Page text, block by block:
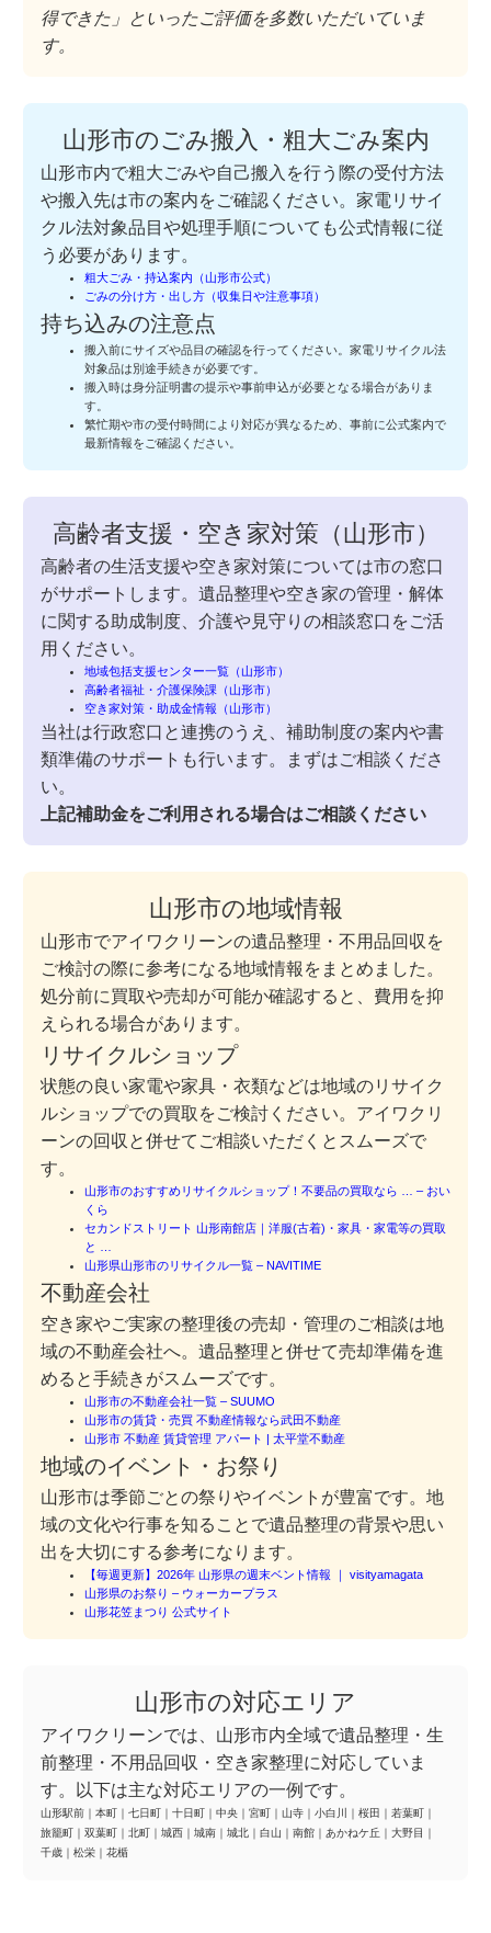
得できた」といったご評価を多数いただいていま
す。
山形市のごみ搬入・粗大ごみ案内
山形市内で粗大ごみや自己搬入を行う際の受付方法
や搬入先は市の案内をご確認ください。家電リサイ
クル法対象品目や処理手順についても公式情報に従
う必要があります。
粗大ごみ・持込案内（山形市公式）
ごみの分け方・出し方（収集日や注意事項）
持ち込みの注意点
搬入前にサイズや品目の確認を行ってください。家電リサイクル法
対象品は別途手続きが必要です。
搬入時は身分証明書の提示や事前申込が必要となる場合がありま
す。
繁忙期や市の受付時間により対応が異なるため、事前に公式案内で
最新情報をご確認ください。
高齢者支援・空き家対策（山形市）
高齢者の生活支援や空き家対策については市の窓口
がサポートします。遺品整理や空き家の管理・解体
に関する助成制度、介護や見守りの相談窓口をご活
用ください。
地域包括支援センター一覧（山形市）
高齢者福祉・介護保険課（山形市）
空き家対策・助成金情報（山形市）
当社は行政窓口と連携のうえ、補助制度の案内や書
類準備のサポートも行います。まずはご相談くださ
い。
上記補助金をご利用される場合はご相談ください
山形市の地域情報
山形市でアイワクリーンの遺品整理・不用品回収を
ご検討の際に参考になる地域情報をまとめました。
処分前に買取や売却が可能か確認すると、費用を抑
えられる場合があります。
リサイクルショップ
状態の良い家電や家具・衣類などは地域のリサイク
ルショップでの買取をご検討ください。アイワクリ
ーンの回収と併せてご相談いただくとスムーズで
す。
山形市のおすすめリサイクルショップ！不要品の買取なら … – おい
くら
セカンドストリート 山形南館店｜洋服(古着)・家具・家電等の買取
と …
山形県山形市のリサイクル一覧 – NAVITIME
不動産会社
空き家やご実家の整理後の売却・管理のご相談は地
域の不動産会社へ。遺品整理と併せて売却準備を進
めると手続きがスムーズです。
山形市の不動産会社一覧 – SUUMO
山形市の賃貸・売買 不動産情報なら武田不動産
山形市 不動産 賃貸管理 アパート | 太平堂不動産
地域のイベント・お祭り
山形市は季節ごとの祭りやイベントが豊富です。地
域の文化や行事を知ることで遺品整理の背景や思い
出を大切にする参考になります。
【毎週更新】2026年 山形県の週末ベント情報 ｜ visityamagata
山形県のお祭り – ウォーカープラス
山形花笠まつり 公式サイト
山形市の対応エリア
アイワクリーンでは、山形市内全域で遺品整理・生
前整理・不用品回収・空き家整理に対応していま
す。以下は主な対応エリアの一例です。
山形駅前 ｜ 本町 ｜ 七日町 ｜ 十日町 ｜ 中央 ｜ 宮町 ｜ 山寺 ｜ 小白川 ｜ 桜田 ｜ 若葉町 ｜
旅籠町 ｜ 双葉町 ｜ 北町 ｜ 城西 ｜ 城南 ｜ 城北 ｜ 白山 ｜ 南館 ｜ あかねケ丘 ｜ 大野目 ｜
千歳 ｜ 松栄 ｜ 花楯